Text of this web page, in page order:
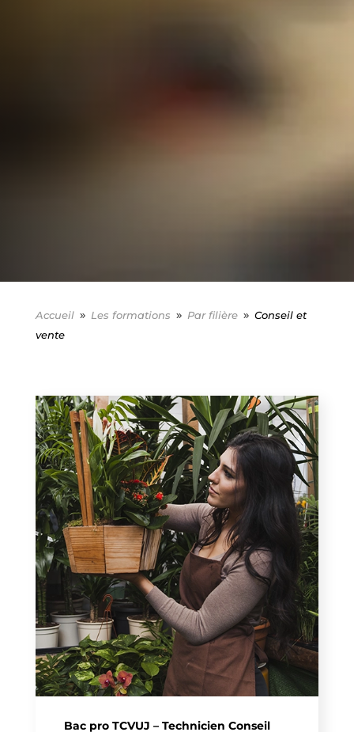
Accueil 9 Les formations 9 Par filière 9 Conseil et
vente
Bac pro TCVUJ – Technicien Conseil